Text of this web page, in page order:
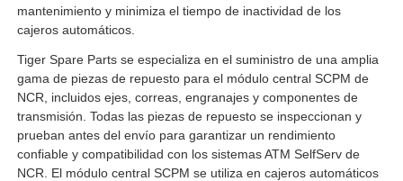
Productos
Videos
Sobre nosotros
mantenimiento y minimiza el tiempo de inactividad de los
cajeros automáticos.
Tiger Spare Parts se especializa en el suministro de una amplia
gama de piezas de repuesto para el módulo central SCPM de
NCR, incluidos ejes, correas, engranajes y componentes de
transmisión. Todas las piezas de repuesto se inspeccionan y
prueban antes del envío para garantizar un rendimiento
confiable y compatibilidad con los sistemas ATM SelfServ de
NCR. El módulo central SCPM se utiliza en cajeros automáticos